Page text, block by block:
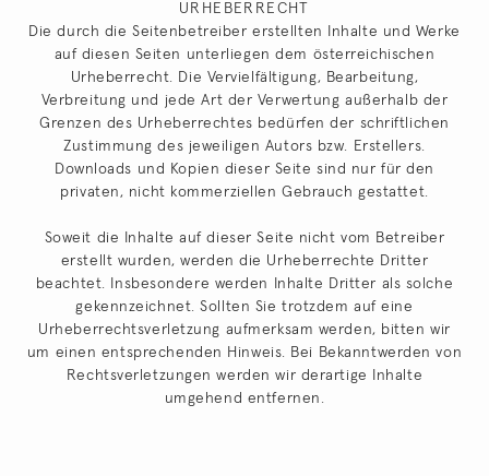
URHEBERRECHT
Die durch die Seitenbetreiber erstellten Inhalte und Werke
auf diesen Seiten unterliegen dem österreichischen
Urheberrecht. Die Vervielfältigung, Bearbeitung,
Verbreitung und jede Art der Verwertung außerhalb der
Grenzen des Urheberrechtes bedürfen der schriftlichen
Zustimmung des jeweiligen Autors bzw. Erstellers.
Downloads und Kopien dieser Seite sind nur für den
privaten, nicht kommerziellen Gebrauch gestattet.
Soweit die Inhalte auf dieser Seite nicht vom Betreiber
erstellt wurden, werden die Urheberrechte Dritter
beachtet. Insbesondere werden Inhalte Dritter als solche
gekennzeichnet. Sollten Sie trotzdem auf eine
Urheberrechtsverletzung aufmerksam werden, bitten wir
um einen entsprechenden Hinweis. Bei Bekanntwerden von
Rechtsverletzungen werden wir derartige Inhalte
umgehend entfernen.